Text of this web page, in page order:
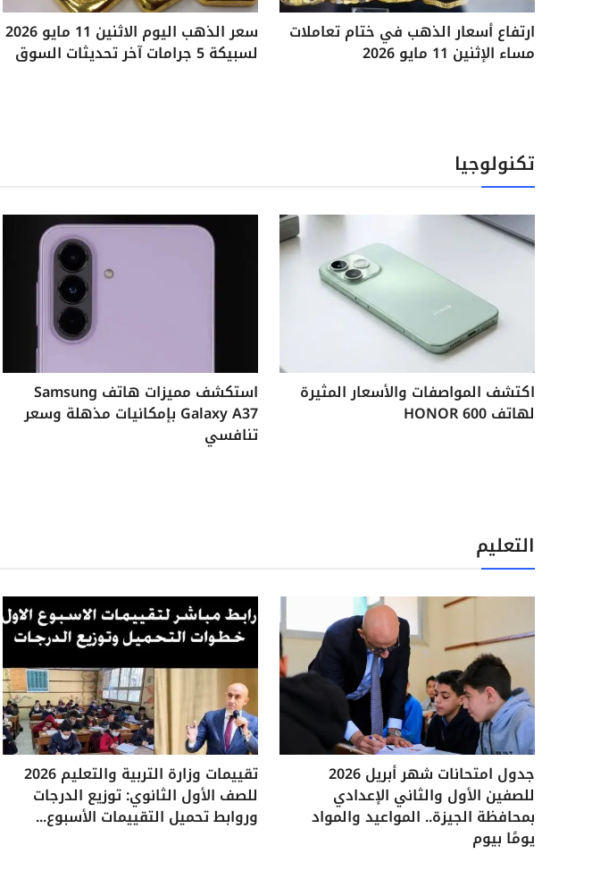
ارتفاع أسعار الذهب في ختام تعاملات
مساء الإثنين 11 مايو 2026
سعر الذهب اليوم الاثنين 11 مايو 2026
لسبيكة 5 جرامات آخر تحديثات السوق
تكنولوجيا
اكتشف المواصفات والأسعار المثيرة
لهاتف HONOR 600
استكشف مميزات هاتف Samsung
Galaxy A37 بإمكانيات مذهلة وسعر
تنافسي
التعليم
جدول امتحانات شهر أبريل 2026
للصفين الأول والثاني الإعدادي
بمحافظة الجيزة.. المواعيد والمواد
يومًا بيوم
تقييمات وزارة التربية والتعليم 2026
للصف الأول الثانوي: توزيع الدرجات
وروابط تحميل التقييمات الأسبوع...